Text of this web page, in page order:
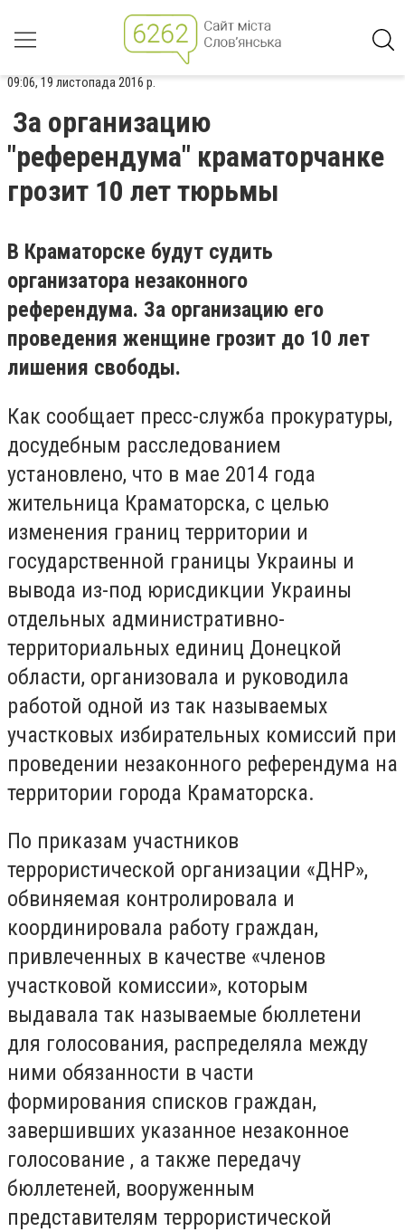
09:06, 19 листопада 2016 р.
За организацию
"референдума" краматорчанке
грозит 10 лет тюрьмы
В Краматорске будут судить
организатора незаконного
референдума. За организацию его
проведения женщине грозит до 10 лет
лишения свободы.
Как сообщает пресс-служба прокуратуры,
досудебным расследованием
установлено, что в мае 2014 года
жительница Краматорска, с целью
изменения границ территории и
государственной границы Украины и
вывода из-под юрисдикции Украины
отдельных административно-
территориальных единиц Донецкой
области, организовала и руководила
работой одной из так называемых
участковых избирательных комиссий при
проведении незаконного референдума на
территории города Краматорска.
По приказам участников
террористической организации «ДНР»,
обвиняемая контролировала и
координировала работу граждан,
привлеченных в качестве «членов
участковой комиссии», которым
выдавала так называемые бюллетени
для голосования, распределяла между
ними обязанности в части
формирования списков граждан,
завершивших указанное незаконное
голосование , а также передачу
бюллетеней, вооруженным
представителям террористической